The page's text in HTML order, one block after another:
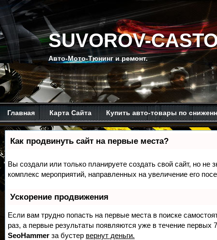
SUVOROV-
Авто-Мото-Тюнинг и ремонт.
Главная Карта Сайта
Купить авто-товары по
Мой канал на Ютубе.
Обо мне. Рекомендую изучить.
Как продвинуть сайт на первые места?
Вы создали или только планируете создать свой сайт, но не
комплекс мероприятий, направленных на увеличение его
Ускорение продвижения
Если вам трудно попасть на первые места в поиске
раз, а первые результаты появляются уже в течение первых
SeoHammer за бустер вернут деньги.